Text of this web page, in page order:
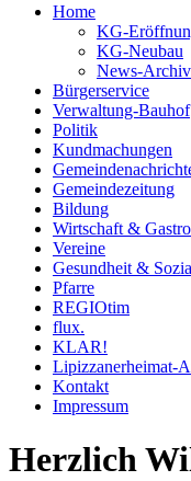
Home
KG-
KG-Neubau
News-Archiv
Bürgerservice
Verwaltung-Bauhof
Politik
Kundmachungen
Gemeindezeitung
Bildung
Wirtschaft &
Vereine
Gesundheit &
Pfarre
REGIOtim
flux.
KLAR!
Lipizzanerheimat-
Kontakt
Impressum
Herzlich